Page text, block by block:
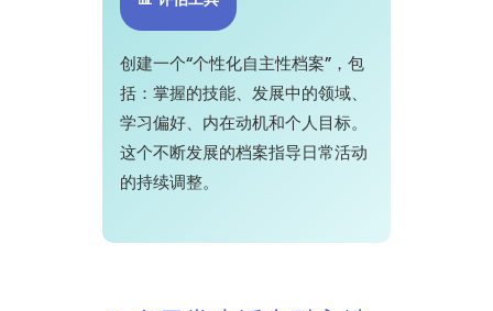
创建一个“个性化自主性档案”，包
括：掌握的技能、发展中的领域、
学习偏好、内在动机和个人目标。
这个不断发展的档案指导日常活动
的持续调整。